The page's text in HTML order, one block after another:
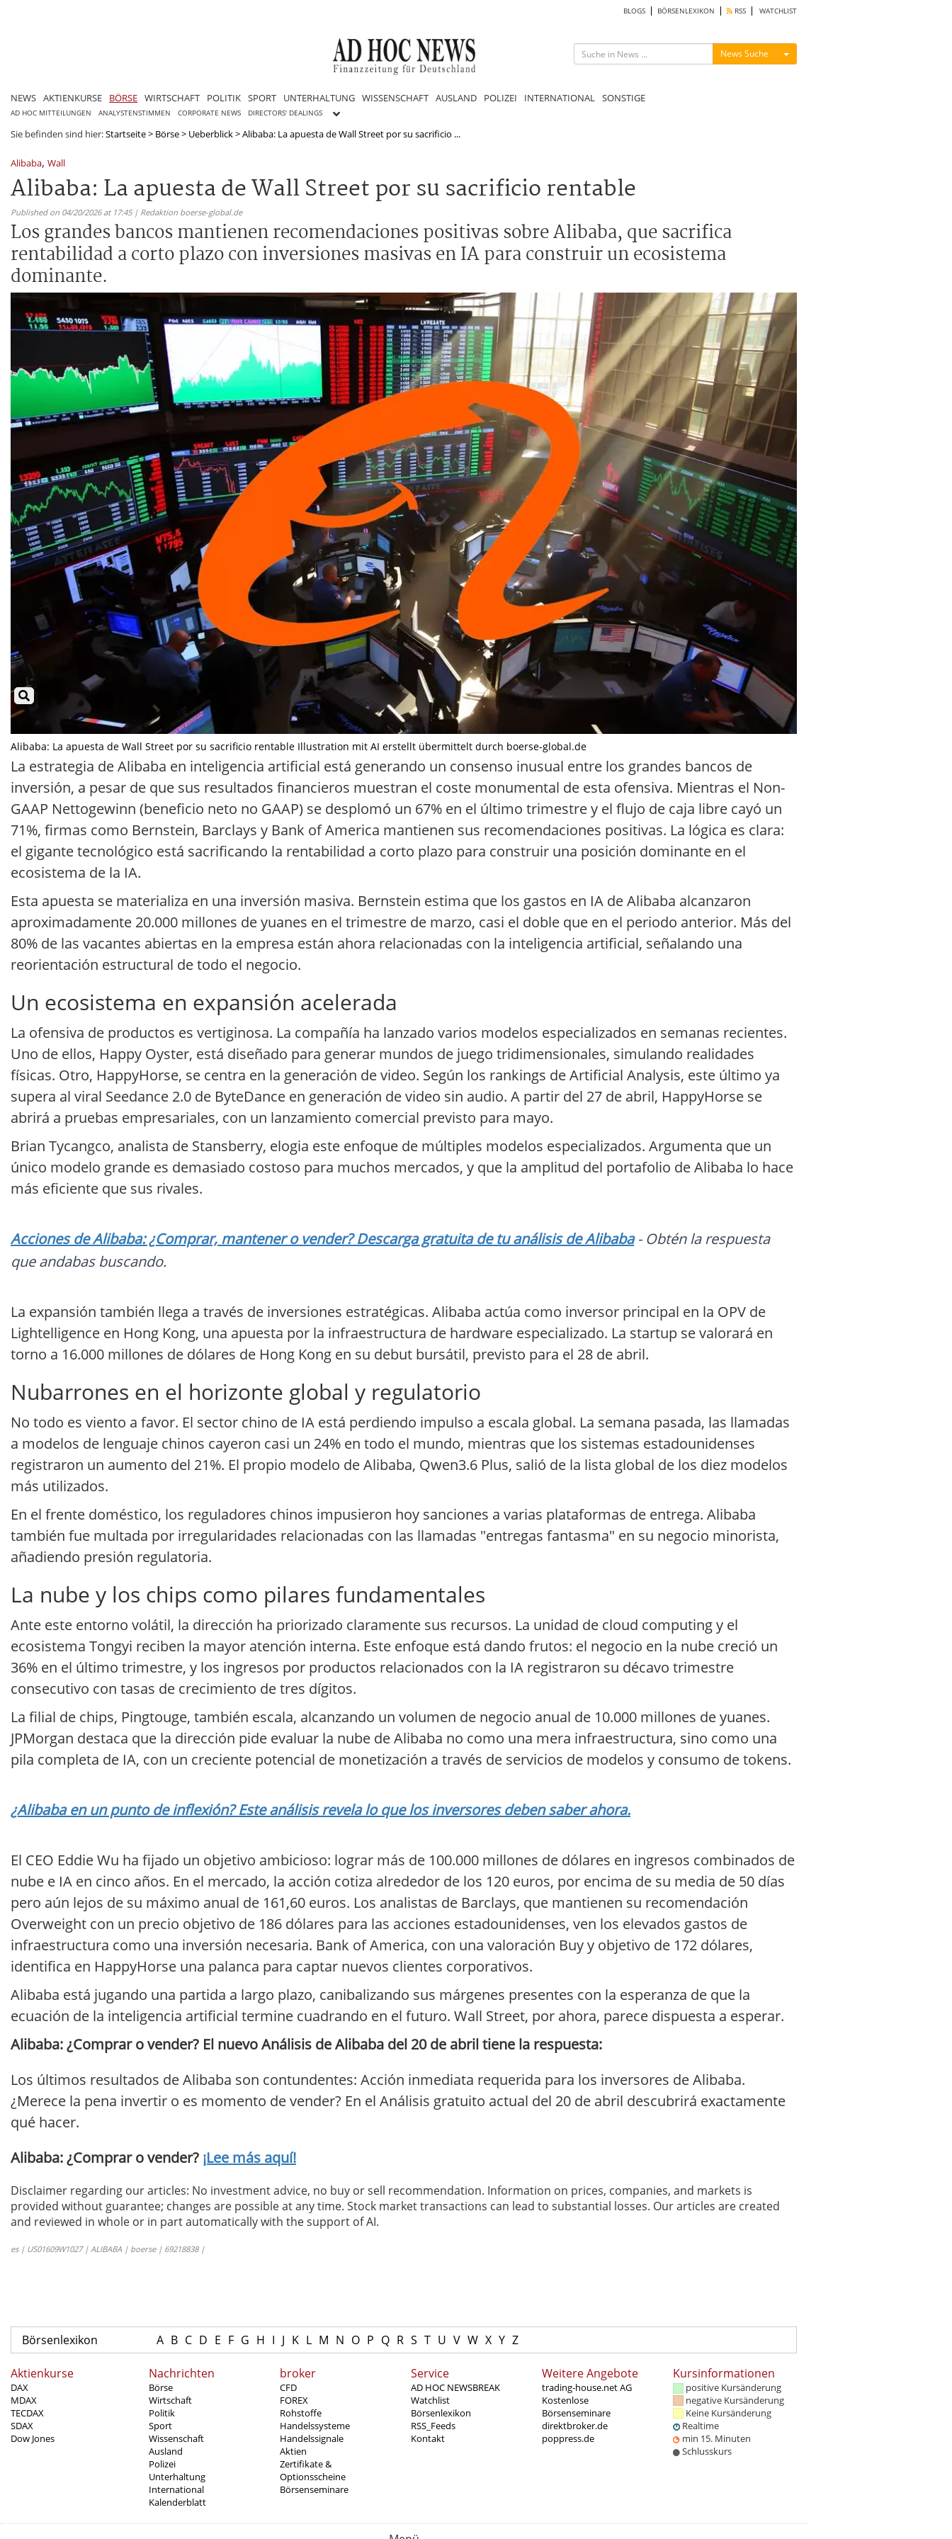
BLOGS BÖRSENLEXIKON RSS WATCHLIST
News Suche Menü ein-/ausblenden
NEWS AKTIENKURSE BÖRSE WIRTSCHAFT POLITIK SPORT UNTERHALTUNG WISSENSCHAFT AUSLAND POLIZEI INTERNATIONAL SONSTIGE
AD HOC MITTEILUNGEN ANALYSTENSTIMMEN CORPORATE NEWS DIRECTORS' DEALINGS
Sie befinden sind hier:Startseite> Börse> Ueberblick>Alibaba: La apuesta de Wall Street por su sacrificio ...
Alibaba, Wall
Alibaba: La apuesta de Wall Street por su sacrificio rentable
Published on 04/20/2026 at 17:45 | Redaktion boerse-global.de
Los grandes bancos mantienen recomendaciones positivas sobre Alibaba, que sacrifica
rentabilidad a corto plazo con inversiones masivas en IA para construir un ecosistema
dominante.
Alibaba: La apuesta de Wall Street por su sacrificio rentable Illustration mit AI erstellt übermittelt durch boerse-global.de
La estrategia de Alibaba en inteligencia artificial está generando un consenso inusual entre los grandes bancos de
inversión, a pesar de que sus resultados financieros muestran el coste monumental de esta ofensiva. Mientras el Non-
GAAP Nettogewinn (beneficio neto no GAAP) se desplomó un 67% en el último trimestre y el flujo de caja libre cayó un
71%, firmas como Bernstein, Barclays y Bank of America mantienen sus recomendaciones positivas. La lógica es clara:
el gigante tecnológico está sacrificando la rentabilidad a corto plazo para construir una posición dominante en el
ecosistema de la IA.
Esta apuesta se materializa en una inversión masiva. Bernstein estima que los gastos en IA de Alibaba alcanzaron
aproximadamente 20.000 millones de yuanes en el trimestre de marzo, casi el doble que en el periodo anterior. Más del
80% de las vacantes abiertas en la empresa están ahora relacionadas con la inteligencia artificial, señalando una
reorientación estructural de todo el negocio.
Un ecosistema en expansión acelerada
La ofensiva de productos es vertiginosa. La compañía ha lanzado varios modelos especializados en semanas recientes.
Uno de ellos, Happy Oyster, está diseñado para generar mundos de juego tridimensionales, simulando realidades
físicas. Otro, HappyHorse, se centra en la generación de video. Según los rankings de Artificial Analysis, este último ya
supera al viral Seedance 2.0 de ByteDance en generación de video sin audio. A partir del 27 de abril, HappyHorse se
abrirá a pruebas empresariales, con un lanzamiento comercial previsto para mayo.
Brian Tycangco, analista de Stansberry, elogia este enfoque de múltiples modelos especializados. Argumenta que un
único modelo grande es demasiado costoso para muchos mercados, y que la amplitud del portafolio de Alibaba lo hace
más eficiente que sus rivales.
Acciones de Alibaba: ¿Comprar, mantener o vender? Descarga gratuita de tu análisis de Alibaba- Obtén la respuesta
que andabas buscando.
La expansión también llega a través de inversiones estratégicas. Alibaba actúa como inversor principal en la OPV de
Lightelligence en Hong Kong, una apuesta por la infraestructura de hardware especializado. La startup se valorará en
torno a 16.000 millones de dólares de Hong Kong en su debut bursátil, previsto para el 28 de abril.
Nubarrones en el horizonte global y regulatorio
No todo es viento a favor. El sector chino de IA está perdiendo impulso a escala global. La semana pasada, las llamadas
a modelos de lenguaje chinos cayeron casi un 24% en todo el mundo, mientras que los sistemas estadounidenses
registraron un aumento del 21%. El propio modelo de Alibaba, Qwen3.6 Plus, salió de la lista global de los diez modelos
más utilizados.
En el frente doméstico, los reguladores chinos impusieron hoy sanciones a varias plataformas de entrega. Alibaba
también fue multada por irregularidades relacionadas con las llamadas "entregas fantasma" en su negocio minorista,
añadiendo presión regulatoria.
La nube y los chips como pilares fundamentales
Ante este entorno volátil, la dirección ha priorizado claramente sus recursos. La unidad de cloud computing y el
ecosistema Tongyi reciben la mayor atención interna. Este enfoque está dando frutos: el negocio en la nube creció un
36% en el último trimestre, y los ingresos por productos relacionados con la IA registraron su décavo trimestre
consecutivo con tasas de crecimiento de tres dígitos.
La filial de chips, Pingtouge, también escala, alcanzando un volumen de negocio anual de 10.000 millones de yuanes.
JPMorgan destaca que la dirección pide evaluar la nube de Alibaba no como una mera infraestructura, sino como una
pila completa de IA, con un creciente potencial de monetización a través de servicios de modelos y consumo de tokens.
¿Alibaba en un punto de inflexión? Este análisis revela lo que los inversores deben saber ahora.
El CEO Eddie Wu ha fijado un objetivo ambicioso: lograr más de 100.000 millones de dólares en ingresos combinados de
nube e IA en cinco años. En el mercado, la acción cotiza alrededor de los 120 euros, por encima de su media de 50 días
pero aún lejos de su máximo anual de 161,60 euros. Los analistas de Barclays, que mantienen su recomendación
Overweight con un precio objetivo de 186 dólares para las acciones estadounidenses, ven los elevados gastos de
infraestructura como una inversión necesaria. Bank of America, con una valoración Buy y objetivo de 172 dólares,
identifica en HappyHorse una palanca para captar nuevos clientes corporativos.
Alibaba está jugando una partida a largo plazo, canibalizando sus márgenes presentes con la esperanza de que la
ecuación de la inteligencia artificial termine cuadrando en el futuro. Wall Street, por ahora, parece dispuesta a esperar.
Alibaba: ¿Comprar o vender? El nuevo Análisis de Alibaba del 20 de abril tiene la respuesta:
Los últimos resultados de Alibaba son contundentes: Acción inmediata requerida para los inversores de Alibaba.
¿Merece la pena invertir o es momento de vender? En el Análisis gratuito actual del 20 de abril descubrirá exactamente
qué hacer.
Alibaba: ¿Comprar o vender? ¡Lee más aquí!
Disclaimer regarding our articles: No investment advice, no buy or sell recommendation. Information on prices, companies, and markets is
provided without guarantee; changes are possible at any time. Stock market transactions can lead to substantial losses. Our articles are created
and reviewed in whole or in part automatically with the support of AI.
es | US01609W1027 | ALIBABA | boerse | 69218838 |
Börsenlexikon A B C D E F G H I J K L M N O P Q R S T U V W X Y Z
Aktienkurse
DAX
MDAX
TECDAX
SDAX
Dow Jones
Nachrichten
Börse
Wirtschaft
Politik
Sport
Wissenschaft
Ausland
Polizei
Unterhaltung
International
Kalenderblatt
broker
CFD
FOREX
Rohstoffe
Handelssysteme
Handelssignale
Aktien
Zertifikate &
Optionsscheine
Börsenseminare
Service
AD HOC NEWSBREAK
Watchlist
Börsenlexikon
RSS_Feeds
Kontakt
Weitere Angebote
trading-house.net AG
Kostenlose
Börsenseminare
direktbroker.de
poppress.de
Kursinformationen
positive Kursänderung
negative Kursänderung
Keine Kursänderung
Realtime
min 15. Minuten
Schlusskurs